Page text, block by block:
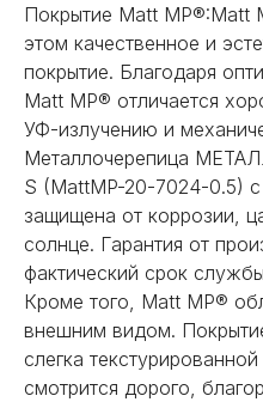
Покрытие Matt MP®:Matt
этом качественное и
покрытие. Благодаря
Matt MP® отличается
УФ-излучению и
Металлочерепица
S (MattMP-20-7024-0.5)
защищена от коррозии,
солнце. Гарантия от
фактический срок
Кроме того, Matt MP®
внешним видом.
слегка
смотрится дорого,